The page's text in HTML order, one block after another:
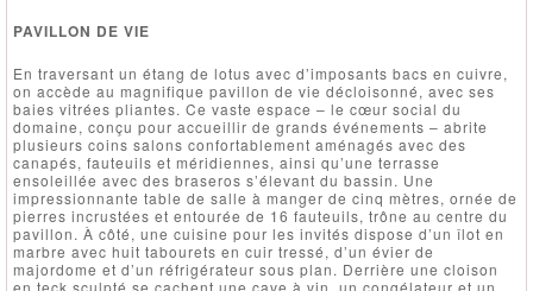
PAVILLON DE VIE
En traversant un étang de lotus avec d’imposants bacs en cuivre,
on accède au magnifique pavillon de vie décloisonné, avec ses
baies vitrées pliantes. Ce vaste espace – le cœur social du
domaine, conçu pour accueillir de grands événements – abrite
plusieurs coins salons confortablement aménagés avec des
canapés, fauteuils et méridiennes, ainsi qu’une terrasse
ensoleillée avec des braseros s’élevant du bassin. Une
impressionnante table de salle à manger de cinq mètres, ornée de
pierres incrustées et entourée de 16 fauteuils, trône au centre du
pavillon. À côté, une cuisine pour les invités dispose d’un îlot en
marbre avec huit tabourets en cuir tressé, d’un évier de
majordome et d’un réfrigérateur sous plan. Derrière une cloison
en teck sculpté se cachent une cave à vin, un congélateur et un